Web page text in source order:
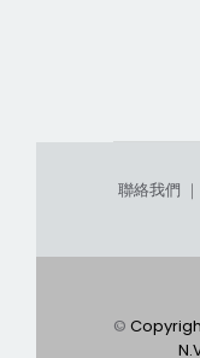
聯絡我們 ｜
©